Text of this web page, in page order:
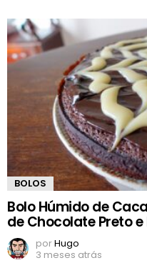
BOLOS
Bolo Húmido de
de Chocolate Preto
porHugo
3 meses atrás